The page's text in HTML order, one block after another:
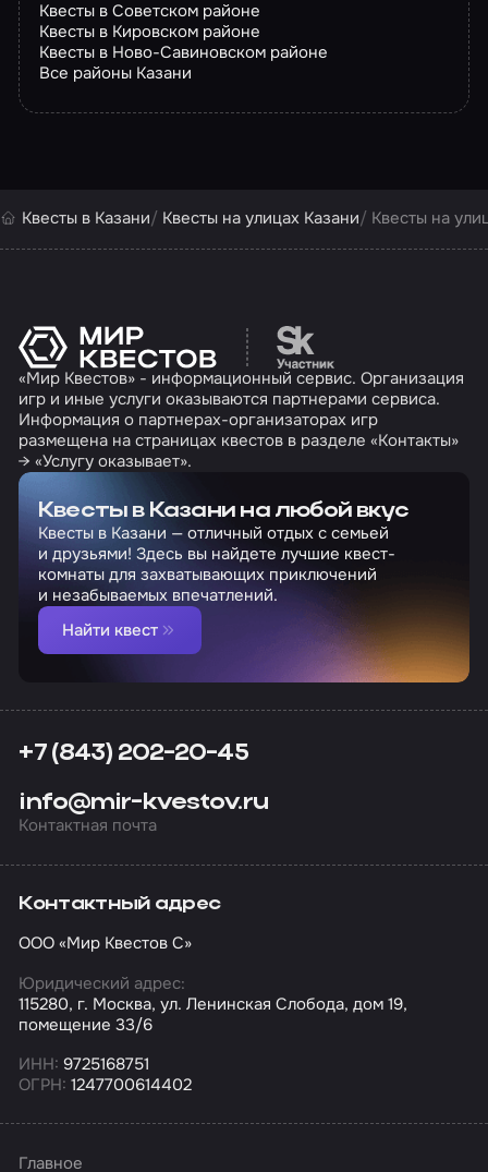
Квесты в Советском районе
Квесты в Кировском районе
Квесты в Ново-Савиновском районе
Все районы Казани
Квесты в Казани Квесты на улицах Казани Квесты на
Перейти на сайт
«Мир Квестов» - информационный сервис. Организация
игр и иные услуги оказываются партнерами сервиса.
Информация о партнерах-организаторах игр
размещена на страницах квестов в разделе «Контакты»
→ «Услугу оказывает».
Квесты в Казани на любой вкус
Квесты в Казани — отличный отдых с семьей
и друзьями! Здесь вы найдете лучшие квест-
комнаты для захватывающих приключений
и незабываемых впечатлений.
Найти квест
+7 (843) 202-20-45
info@mir-kvestov.ru
Контактная почта
Контактный адрес
ООО «Мир Квестов С»
Юридический адрес:
115280, г. Москва, ул. Ленинская Слобода, дом 19,
помещение 33/6
ИНН: 9725168751
ОГРН: 1247700614402
Главное